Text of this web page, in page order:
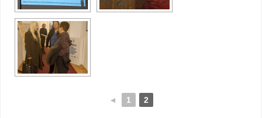
◄ 1 2